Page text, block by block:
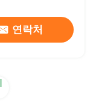
연락처